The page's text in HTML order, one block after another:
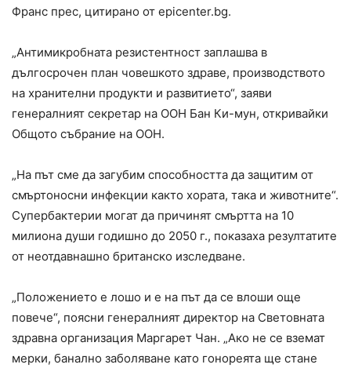
Франс прес, цитирано от epicenter.bg.
„Антимикробната резистентност заплашва в
дългосрочен план човешкото здраве, производството
на хранителни продукти и развитието“, заяви
генералният секретар на ООН Бан Ки-мун, откривайки
Общото събрание на ООН.
„На път сме да загубим способността да защитим от
смъртоносни инфекции както хората, така и животните“.
Супербактерии могат да причинят смъртта на 10
милиона души годишно до 2050 г., показаха резултатите
от неотдавнашно британско изследване.
„Положението е лошо и е на път да се влоши още
повече“, поясни генералният директор на Световната
здравна организация Маргарет Чан. „Ако не се вземат
мерки, банално заболяване като гонореята ще стане